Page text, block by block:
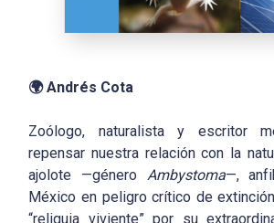
🌍Andrés Cota
Zoólogo, naturalista y escritor
repensar nuestra relación con la
ajolote —género Ambystoma—,
México en peligro crítico de
“reliquia viviente” por su